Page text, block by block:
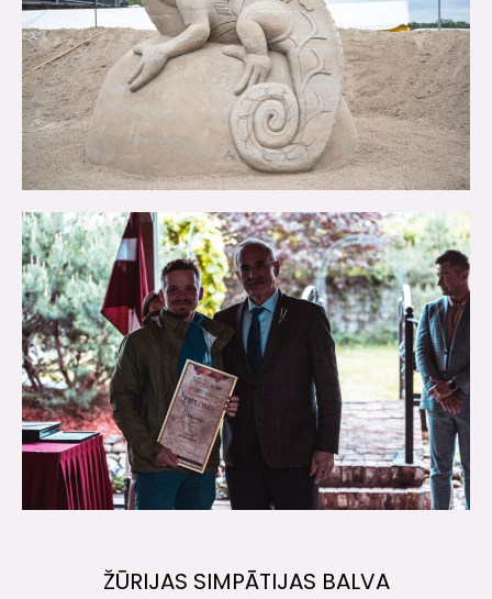
ŽŪRIJAS SIMPĀTIJAS BALVA